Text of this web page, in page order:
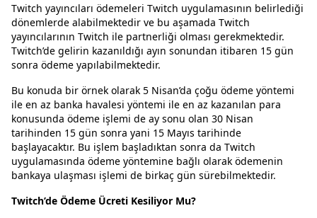
Twitch yayıncıları ödemeleri Twitch uygulamasının belirlediği
dönemlerde alabilmektedir ve bu aşamada Twitch
yayıncılarının Twitch ile partnerliği olması gerekmektedir.
Twitch’de gelirin kazanıldığı ayın sonundan itibaren 15 gün
sonra ödeme yapılabilmektedir.
Bu konuda bir örnek olarak 5 Nisan’da çoğu ödeme yöntemi
ile en az banka havalesi yöntemi ile en az kazanılan para
konusunda ödeme işlemi de ay sonu olan 30 Nisan
tarihinden 15 gün sonra yani 15 Mayıs tarihinde
başlayacaktır. Bu işlem başladıktan sonra da Twitch
uygulamasında ödeme yöntemine bağlı olarak ödemenin
bankaya ulaşması işlemi de birkaç gün sürebilmektedir.
Twitch’de Ödeme Ücreti Kesiliyor Mu?